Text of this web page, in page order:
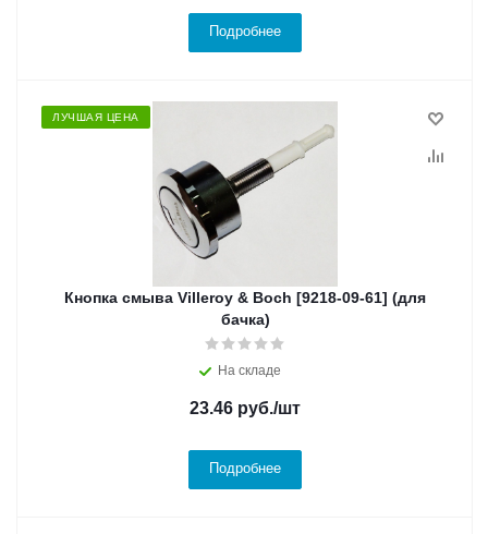
Подробнее
ЛУЧШАЯ ЦЕНА
Кнопка смыва Villeroy & Boch [9218-09-61] (для
бачка)
На складе
23.46 руб./шт
Подробнее